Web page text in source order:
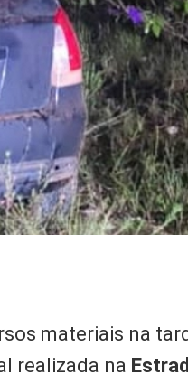
materiais na
realizada na